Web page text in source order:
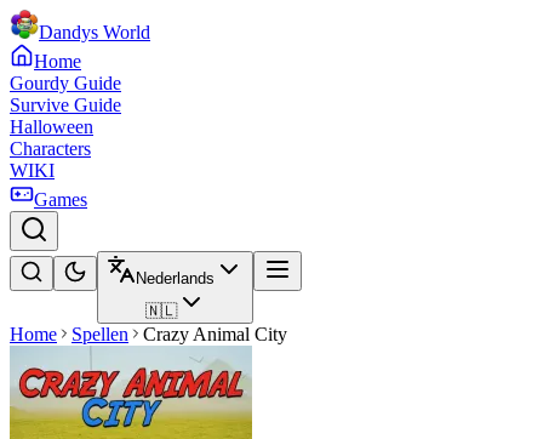
Dandys World
Home
Gourdy Guide
Survive Guide
Halloween
Characters
WIKI
Games
Nederlands
🇳🇱
Home Spellen Crazy Animal City